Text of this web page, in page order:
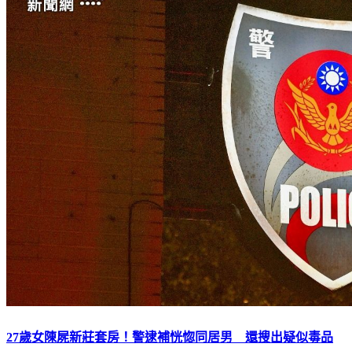
27歲女陳屍新莊套房！警逮補恍惚同居男 還搜出疑似毒品